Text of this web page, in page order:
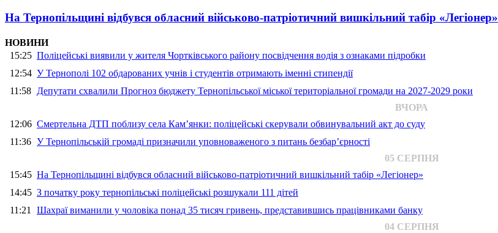
На Тернопільщині відбувся обласний військово-патріотичний вишкільний табір «Легіонер»
НОВИНИ
15:25 Поліцейські виявили у жителя Чортківського району посвідчення водія з ознаками підробки
12:54 У Тернополі 102 обдарованих учнів і студентів отримають іменні стипендії
11:58 Депутати схвалили Прогноз бюджету Тернопільської міської територіальної громади на 2027-2029 роки
ВЧОРА
12:06 Смертельна ДТП поблизу села Кам’янки: поліцейські скерували обвинувальний акт до суду
11:36 У Тернопільській громаді призначили уповноваженого з питань безбар’єрності
05 СЕРПНЯ
15:45 На Тернопільщині відбувся обласний військово-патріотичний вишкільний табір «Легіонер»
14:45 З початку року тернопільські поліцейські розшукали 111 дітей
11:21 Шахраї виманили у чоловіка понад 35 тисяч гривень, представившись працівниками банку
04 СЕРПНЯ